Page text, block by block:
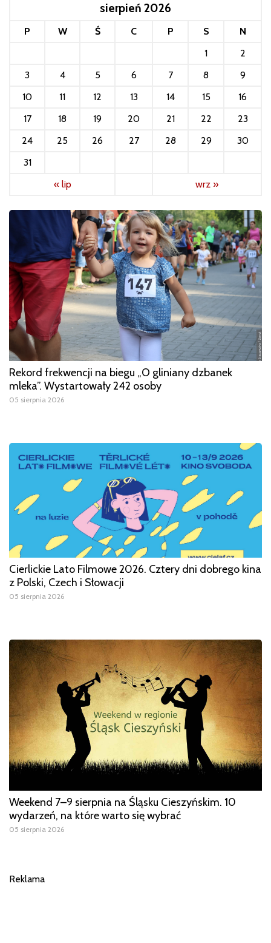
sierpień 2026
P W Ś C P S
N
1
2
3
4 5 6 7 8
9
10
11 12 13 14 15
16
17
18 19 20 21 22
23
24
25 26 27 28 29
30
31
« lip
wrz »
Rekord frekwencji na biegu „O gliniany dzbanek
mleka”. Wystartowały 242 osoby
05 sierpnia 2026
Cierlickie Lato Filmowe 2026. Cztery dni dobrego kina
z Polski, Czech i Słowacji
05 sierpnia 2026
Weekend 7–9 sierpnia na Śląsku Cieszyńskim. 10
wydarzeń, na które warto się wybrać
05 sierpnia 2026
Reklama